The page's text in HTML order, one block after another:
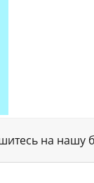
на нашу